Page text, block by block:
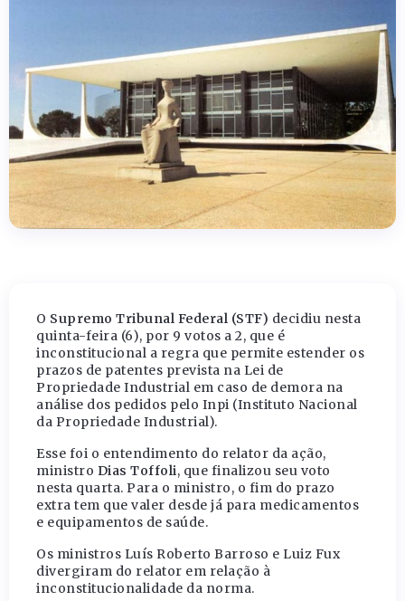
O Supremo Tribunal Federal (STF) decidiu nesta
quinta-feira (6), por 9 votos a 2, que é
inconstitucional a regra que permite estender os
prazos de patentes prevista na Lei de
Propriedade Industrial em caso de demora na
análise dos pedidos pelo Inpi (Instituto Nacional
da Propriedade Industrial).
Esse foi o entendimento do relator da ação,
ministro Dias Toffoli, que finalizou seu voto
nesta quarta. Para o ministro, o fim do prazo
extra tem que valer desde já para medicamentos
e equipamentos de saúde.
Os ministros Luís Roberto Barroso e Luiz Fux
divergiram do relator em relação à
inconstitucionalidade da norma.